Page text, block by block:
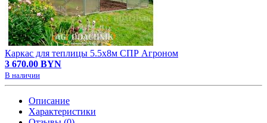
Каркас для теплицы 5.5х8м СПР Агроном
3 670.00 BYN
В наличии
Описание
Характеристики